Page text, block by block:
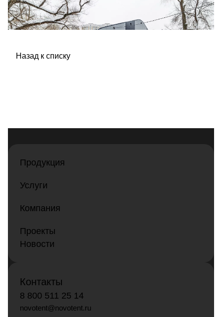
Назад к списку
Продукция
Услуги
Компания
Проекты
Новости
Контакты
8 800 511 25 14
novotent@novotent.ru